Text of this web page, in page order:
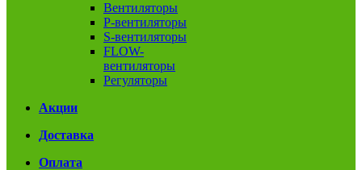
Вентиляторы
P-вентиляторы
S-вентиляторы
FLOW-
вентиляторы
Регуляторы
Акции
Доставка
Оплата